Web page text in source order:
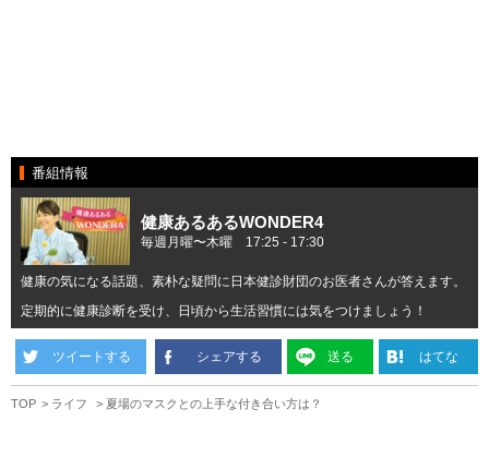
番組情報
健康あるあるWONDER4
毎週月曜〜木曜 17:25 ‐ 17:30
健康の気になる話題、素朴な疑問に日本健診財団のお医者さんが答えます。
定期的に健康診断を受け、日頃から生活習慣には気をつけましょう！
ツイートする シェアする 送る はてな
TOP ライフ 夏場のマスクとの上手な付き合い方は？